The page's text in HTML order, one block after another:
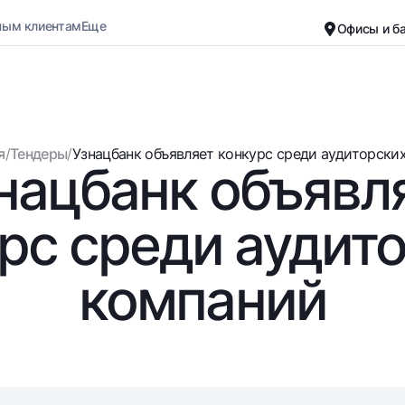
Вклады
Для всех
До востребования
Евро
Возможно все
До востребования USD
Карты
Бесплатные
Премиальные
UzCard/HUMO
Visa
клиентамЕще Офисы и
Черно-белая версия
Включить озвучивание
/Тендеры/Узнацбанк объявляет конкурс среди
среди
компаний